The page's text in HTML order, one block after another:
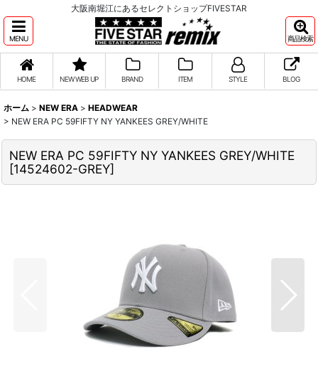
大阪南堀江にあるセレクトショップFIVESTAR
MENU 商品検索
HOME NEW WEB UP BRAND ITEM STYLE BLOG
ホーム > NEW ERA > HEADWEAR
> NEW ERA PC 59FIFTY NY YANKEES GREY/WHITE
NEW ERA PC 59FIFTY NY YANKEES GREY/WHITE
[14524602-GREY]